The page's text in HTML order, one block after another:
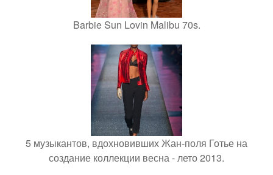
Barbie Sun Lovin Malibu 70s.
5 музыкантов, вдохновивших Жан-поля Готье на
создание коллекции весна - лето 2013.